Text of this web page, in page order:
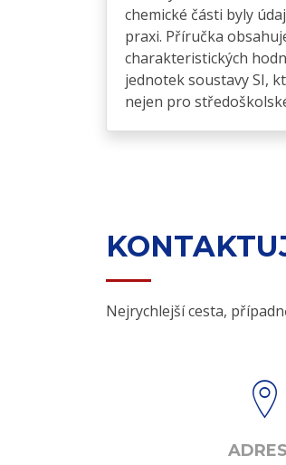
chemické části byly
praxi. Příručka
charakteristických
jednotek soustavy SI,
nejen pro
Nejrychlejší cesta,